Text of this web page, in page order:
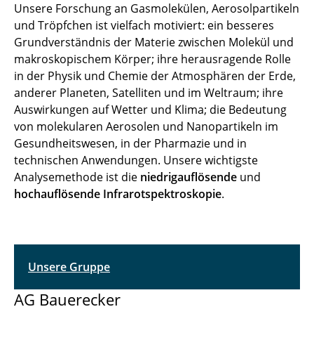
Unsere Forschung an Gasmolekülen, Aerosolpartikeln
und Tröpfchen ist vielfach motiviert: ein besseres
Grundverständnis der Materie zwischen Molekül und
makroskopischem Körper; ihre herausragende Rolle
in der Physik und Chemie der Atmosphären der Erde,
anderer Planeten, Satelliten und im Weltraum; ihre
Auswirkungen auf Wetter und Klima; die Bedeutung
von molekularen Aerosolen und Nanopartikeln im
Gesundheitswesen, in der Pharmazie und in
technischen Anwendungen. Unsere wichtigste
Analysemethode ist die niedrigauflösende und
hochauflösende Infrarotspektroskopie.
Unsere Gruppe
AG Bauerecker